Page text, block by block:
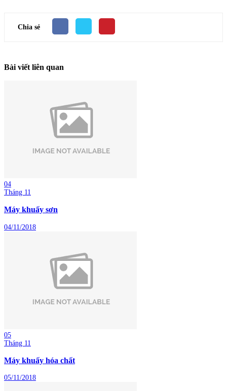
Chia sẻ
Bài viết liên quan
04
Tháng 11
Máy khuấy sơn
04/11/2018
05
Tháng 11
Máy khuấy hóa chất
05/11/2018